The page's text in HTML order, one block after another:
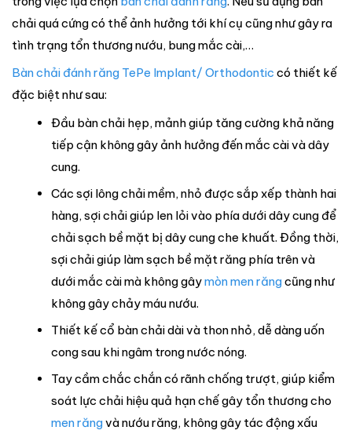
chải quá cứng có thể ảnh hưởng tới khí cụ cũng như gây ra
tình trạng tổn thương nướu, bung mắc cài,…
Bàn chải đánh răng TePe Implant/ Orthodontic có thiết kế
đặc biệt như sau:
Đầu bàn chải hẹp, mảnh giúp tăng cường khả năng
tiếp cận không gây ảnh hưởng đến mắc cài và dây
cung.
Các sợi lông chải mềm, nhỏ được sắp xếp thành hai
hàng, sợi chải giúp len lỏi vào phía dưới dây cung để
chải sạch bề mặt bị dây cung che khuất. Đồng thời,
sợi chải giúp làm sạch bề mặt răng phía trên và
dưới mắc cài mà không gâymòn men răngcũng như
không gây chảy máu nướu.
Thiết kế cổ bàn chải dài và thon nhỏ, dễ dàng uốn
cong sau khi ngâm trong nước nóng.
Tay cầm chắc chắn có rãnh chống trượt, giúp kiểm
soát lực chải hiệu quả hạn chế gây tổn thương cho
men răngvà nướu răng, không gây tác động xấu